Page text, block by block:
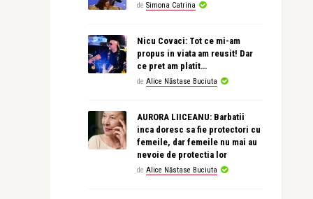
de Simona Catrina
Nicu Covaci: Tot ce mi-am
propus in viata am reusit! Dar
ce pret am platit…
de Alice Năstase Buciuta
AURORA LIICEANU: Barbatii
inca doresc sa fie protectori cu
femeile, dar femeile nu mai au
nevoie de protectia lor
de Alice Năstase Buciuta